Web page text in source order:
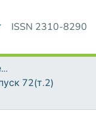
ISSN 2310-8290
Наукові часописи Університету
72(т.2)